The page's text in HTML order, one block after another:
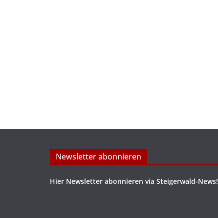
Newsletter abonnieren
Hier Newsletter abonnieren via Steigerwald-News!